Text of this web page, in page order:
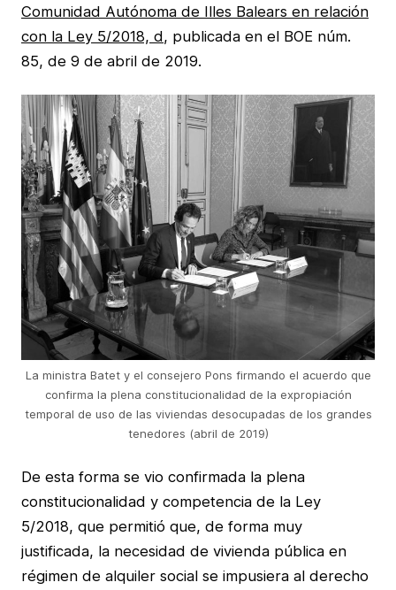
Comunidad Autónoma de Illes Balears en relación
con la Ley 5/2018, d, publicada en el BOE núm.
85, de 9 de abril de 2019.
La ministra Batet y el consejero Pons firmando el acuerdo que
confirma la plena constitucionalidad de la expropiación
temporal de uso de las viviendas desocupadas de los grandes
tenedores (abril de 2019)
De esta forma se vio confirmada la plena
constitucionalidad y competencia de la Ley
5/2018, que permitió que, de forma muy
justificada, la necesidad de vivienda pública en
régimen de alquiler social se impusiera al derecho